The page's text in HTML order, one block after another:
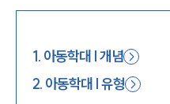
1. 아동학대 | 개념
2. 아동학대 | 유형